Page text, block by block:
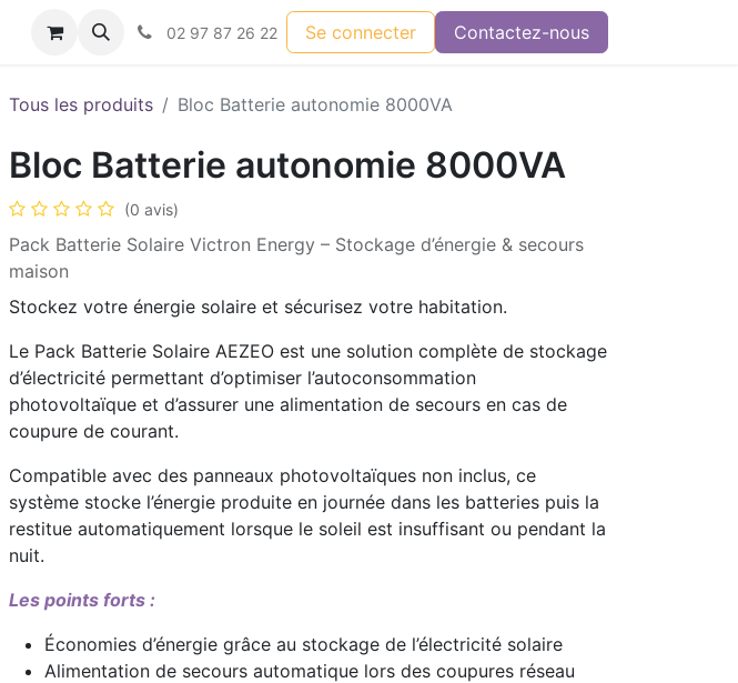
02 97 87 26 22 Se connecter Contactez-nous
Tous les produits Bloc Batterie autonomie 8000VA
Bloc Batterie autonomie 8000VA
(0 avis)
Pack Batterie Solaire Victron Energy – Stockage d’énergie & secours
maison
Stockez votre énergie solaire et sécurisez votre habitation.
Le Pack Batterie Solaire AEZEO est une solution complète de stockage
d’électricité permettant d’optimiser l’autoconsommation
photovoltaïque et d’assurer une alimentation de secours en cas de
coupure de courant.
Compatible avec des panneaux photovoltaïques non inclus, ce
système stocke l’énergie produite en journée dans les batteries puis la
restitue automatiquement lorsque le soleil est insuffisant ou pendant la
nuit.
Les points forts :
Économies d’énergie grâce au stockage de l’électricité solaire
Alimentation de secours automatique lors des coupures réseau